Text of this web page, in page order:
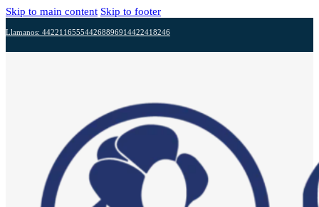
Skip to main content Skip to footer
Llamanos: 442211655544268896914422418246